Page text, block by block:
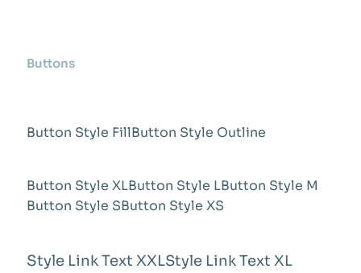
Buttons
Button Style FillButton Style Outline
Button Style XLButton Style LButton Style M
Button Style SButton Style XS
Style Link Text XXLStyle Link Text XL